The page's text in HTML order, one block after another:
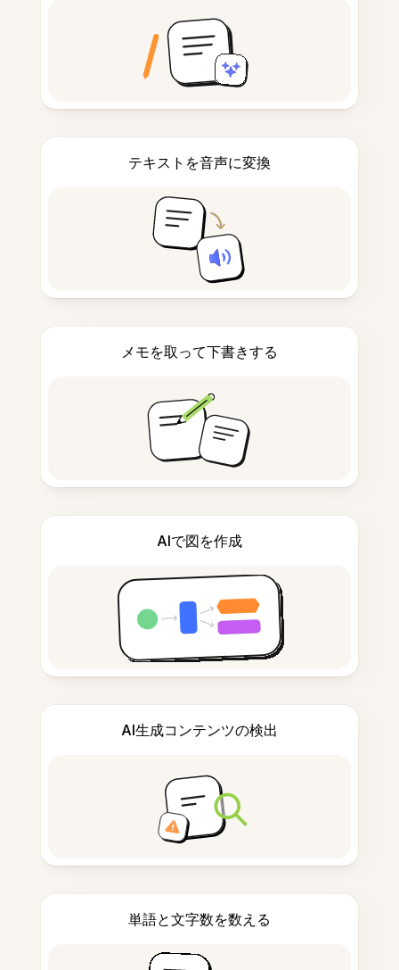
テキストを音声に変換
メモを取って下書きする
AIで図を作成
AI生成コンテンツの検出
単語と文字数を数える